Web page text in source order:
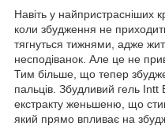
Навіть у найпристрасніших
коли збудження не
тягнуться тижнями, адже
несподіванок. Але це не
Тим більше, що тепер
пальців. Збудливий гель
екстракту женьшеню, що
який прямо впливає на